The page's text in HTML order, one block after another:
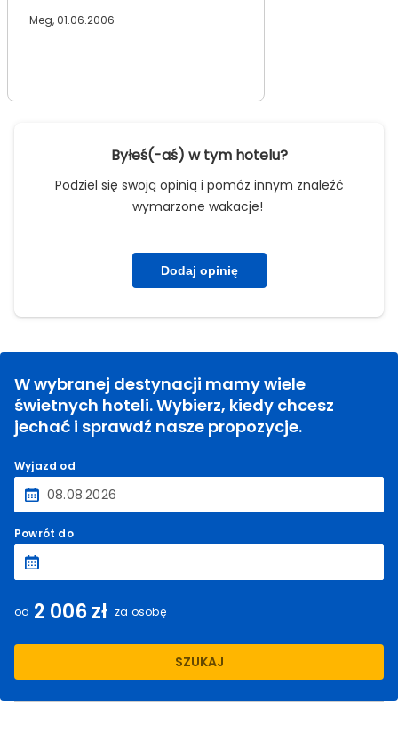
Meg, 01.06.2006
Byłeś(-aś) w tym hotelu?
Podziel się swoją opinią i pomóż innym znaleźć
wymarzone wakacje!
Dodaj opinię
W wybranej destynacji mamy wiele
świetnych hoteli. Wybierz, kiedy chcesz
jechać i sprawdź nasze propozycje.
Wyjazd od
Powrót do
od 2 006 zł za osobę
SZUKAJ